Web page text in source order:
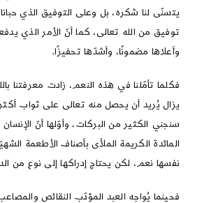
يتسنّى لنا شكره، بل وعلى التوفيق الذي
توفيق من الله تعالى، كما أنّ الأمر الذي
وأعلاها مضمونًا، وأشدّها تحفيزًا.
فكلما تأمّلنا في هذه النعم، زادت معرفتنا
يزال يُريد أن يحصل منه تعالى على ثواب أكثر.
سنجني الكثير من البركات، وأوّلها أنّ
المائدة الكريمة الملأى بأصناف الأطعمة
نفسها نعم، لكن يحتاج إدراكها إلى نوع من
فحينما يُواجه العبد المؤدّب النقائص